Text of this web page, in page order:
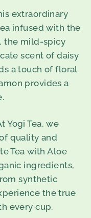
extraordinary
infused with the
the mild-spicy
scent of daisy
a touch of floral
provides a
Yogi Tea, we
quality and
Tea with Aloe
ingredients,
synthetic
the true
every cup.